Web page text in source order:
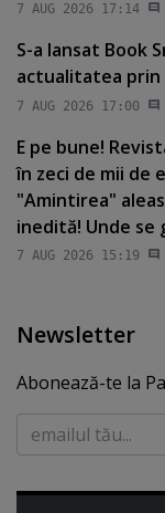
7 AUG 2026 17:14
S-a lansat Book
actualitatea prin
7 AUG 2026 17:00
E pe bune!
în zeci de mii de
"Amintirea"
inedită! Unde se
7 AUG 2026 15:19
Newsletter
Abonează-te la